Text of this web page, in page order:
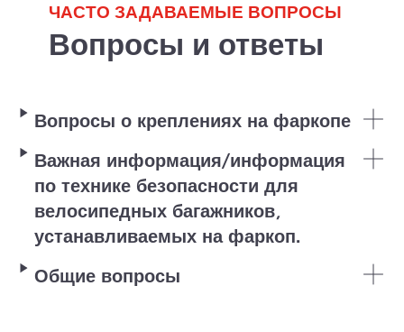
ЧАСТО ЗАДАВАЕМЫЕ ВОПРОСЫ
Вопросы и ответы
Вопросы о креплениях на фаркопе
Важная информация/информация
по технике безопасности для
велосипедных багажников,
устанавливаемых на фаркоп.
Общие вопросы